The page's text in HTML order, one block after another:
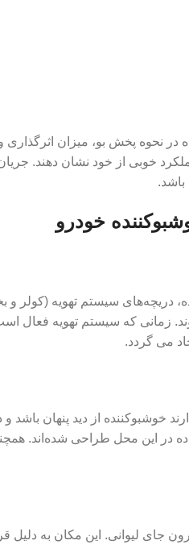
نحوه پخش بو، میزان اثرگذاری
خوبی از خود نشان دهند.
خودرو
دریچه‌های سیستم تهویه
زمانی که سیستم تهویه فعال
می گردد.
از دید پنهان باشد و
در این محل طراحی شده‌اند.
جای لیوانی. این مکان به